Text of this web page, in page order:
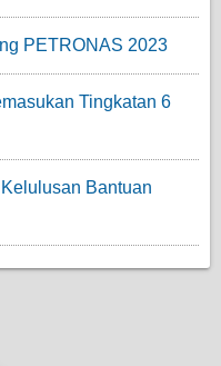
PETRONAS 2023
Tingkatan 6
Bantuan